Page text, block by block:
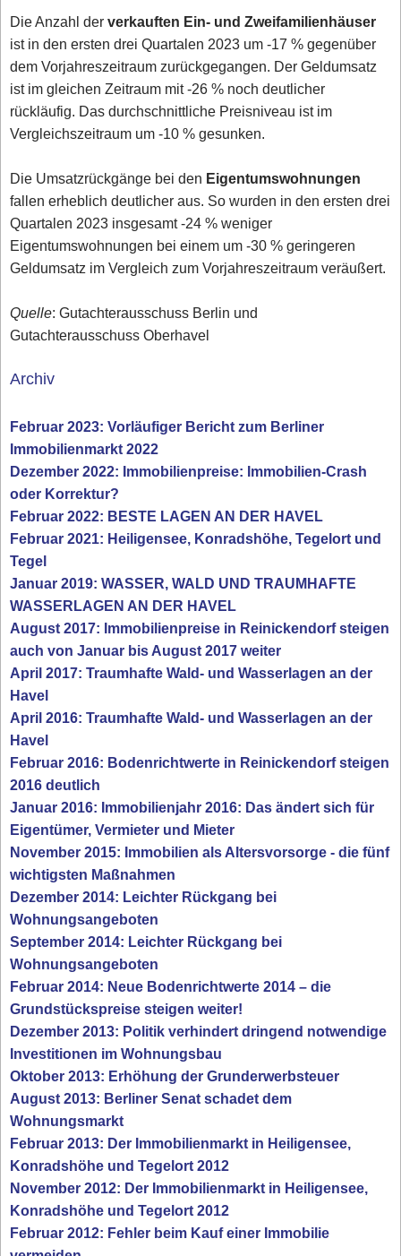
Die Anzahl derverkauften Ein- und Zweifamilienhäuser
ist in den ersten drei Quartalen 2023 um -17 % gegenüber
dem Vorjahreszeitraum zurückgegangen. Der Geldumsatz
ist im gleichen Zeitraum mit -26 % noch deutlicher
rückläufig. Das durchschnittliche Preisniveau ist im
Vergleichszeitraum um -10 % gesunken.
Die Umsatzrückgänge bei den Eigentumswohnungen
fallen erheblich deutlicher aus. So wurden in den ersten drei
Quartalen 2023 insgesamt -24 % weniger
Eigentumswohnungen bei einem um -30 % geringeren
Geldumsatz im Vergleich zum Vorjahreszeitraum veräußert.
Quelle: Gutachterausschuss Berlin und
Gutachterausschuss Oberhavel
Archiv
Februar 2023: Vorläufiger Bericht zum Berliner
Immobilienmarkt 2022
Dezember 2022: Immobilienpreise: Immobilien-Crash
oder Korrektur?
Februar 2022: BESTE LAGEN AN DER HAVEL
Februar 2021: Heiligensee, Konradshöhe, Tegelort und
Tegel
Januar 2019: WASSER, WALD UND TRAUMHAFTE
WASSERLAGEN AN DER HAVEL
August 2017: Immobilienpreise in Reinickendorf steigen
auch von Januar bis August 2017 weiter
April 2017: Traumhafte Wald- und Wasserlagen an der
Havel
April 2016: Traumhafte Wald- und Wasserlagen an der
Havel
Februar 2016: Bodenrichtwerte in Reinickendorf steigen
2016 deutlich
Januar 2016: Immobilienjahr 2016: Das ändert sich für
Eigentümer, Vermieter und Mieter
November 2015: Immobilien als Altersvorsorge - die fünf
wichtigsten Maßnahmen
Dezember 2014: Leichter Rückgang bei
Wohnungsangeboten
September 2014: Leichter Rückgang bei
Wohnungsangeboten
Februar 2014: Neue Bodenrichtwerte 2014 – die
Grundstückspreise steigen weiter!
Dezember 2013: Politik verhindert dringend notwendige
Investitionen im Wohnungsbau
Oktober 2013: Erhöhung der Grunderwerbsteuer
August 2013: Berliner Senat schadet dem
Wohnungsmarkt
Februar 2013: Der Immobilienmarkt in Heiligensee,
Konradshöhe und Tegelort 2012
November 2012: Der Immobilienmarkt in Heiligensee,
Konradshöhe und Tegelort 2012
Februar 2012: Fehler beim Kauf einer Immobilie